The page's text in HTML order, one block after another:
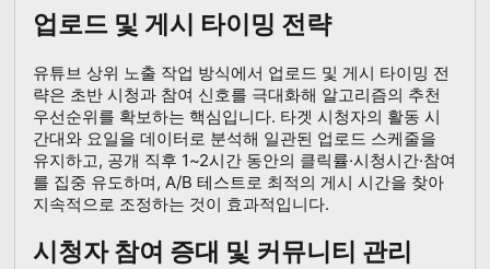
업로드 및 게시 타이밍 전략
유튜브 상위 노출 작업 방식에서 업로드 및 게시 타이밍 전
략은 초반 시청과 참여 신호를 극대화해 알고리즘의 추천
우선순위를 확보하는 핵심입니다. 타겟 시청자의 활동 시
간대와 요일을 데이터로 분석해 일관된 업로드 스케줄을
유지하고, 공개 직후 1~2시간 동안의 클릭률·시청시간·참여
를 집중 유도하며, A/B 테스트로 최적의 게시 시간을 찾아
지속적으로 조정하는 것이 효과적입니다.
시청자 참여 증대 및 커뮤니티 관리